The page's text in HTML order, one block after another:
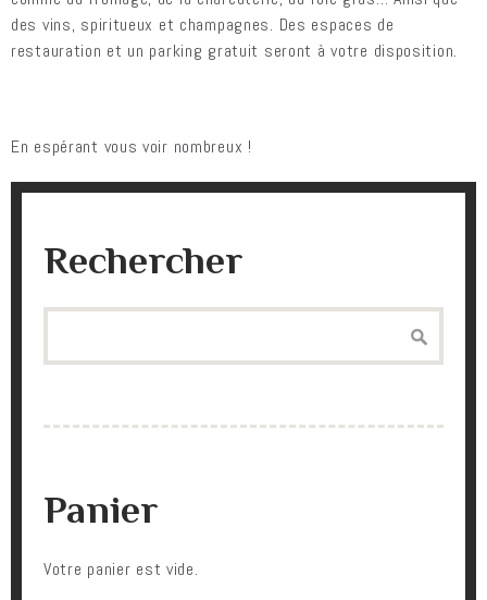
des vins, spiritueux et champagnes. Des espaces de
restauration et un parking gratuit seront à votre disposition.
En espérant vous voir nombreux !
Rechercher
Panier
Votre panier est vide.